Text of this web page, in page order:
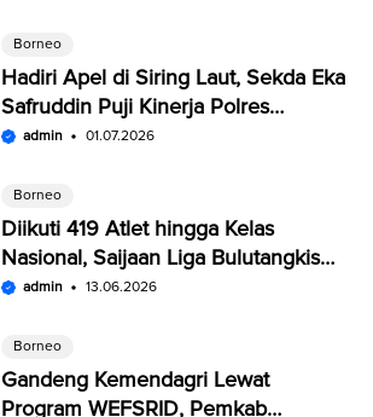
Borneo
Hadiri Apel di Siring Laut, Sekda Eka
Safruddin Puji Kinerja Polres
Kotabaru
admin 01.07.2026
Borneo
Diikuti 419 Atlet hingga Kelas
Nasional, Saijaan Liga Bulutangkis
Memperebutkan Rp109,5 Juta
admin 13.06.2026
Borneo
Gandeng Kemendagri Lewat
Program WEFSRID, Pemkab